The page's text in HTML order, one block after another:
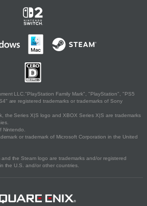
LLC."PlayStation Family Mark", "PlayStation", "PS5
are registered trademarks or trademarks of Sony
the Series X|S logo and XBOX Series X|S are trademarks
Nintendo.
or trademark of Microsoft Corporation in the United
the Steam logo are trademarks and/or registered
the U.S. and/or other countries.